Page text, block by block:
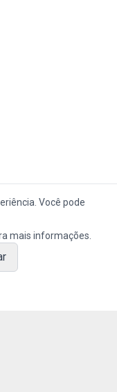
Você pode
mais informações.